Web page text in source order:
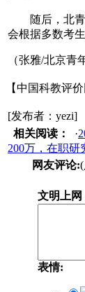
随后，北青报
会根据多数考
（张雅/北京青
【中国科教评价
[发布者：yezi]
相关阅读：
·
200万，在职研
网友评论:
文明上网
表情: